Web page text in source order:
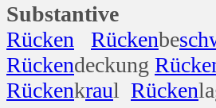
Substantive
Rücken
Rückenbe
Rückendeckung
Rückenkraul Rücken